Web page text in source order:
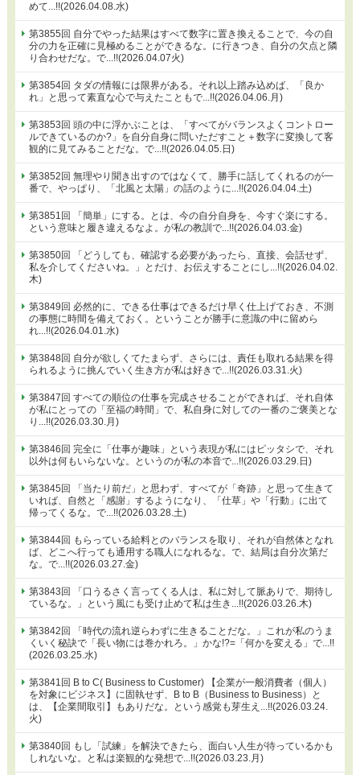
めて...!!(2026.04.08.水)
第3855回 自分でやった結果はすべて数字に置き換えることで、今の自
分の力を正確に見極めることができるな。に行きつき、自分の欠点と隣
り合わせだな。で...!!(2026.04.07火)
第3854回 タダの情報には限界がある。それ以上踏み込めば、「良か
れ」と思って素直な心で与えたこともで...!!(2026.04.06.月)
第3853回 頭の中に浮かぶことは、「すべてがバランスよくコントロー
ルできているのか?」を自分自身に問いただすこと＋数字に変換して客
観的に見てみることだな。で...!!(2026.04.05.日)
第3852回 無理やり聞き出すのではなくて、勝手に話してくれるのが一
番で、やっぱり、「北風と太陽」の話のように...!!(2026.04.04.土)
第3851回 「簡単」にする。とは、今の自分自身を、今すぐ楽にする。
という意味と履き違えるなよ。が私の教訓で...!!(2026.04.03.金)
第3850回 「どうしても、確認する必要があったら、直接、会話せず、
私を介してくださいね。」とだけ、お伝えすることにし...!!(2026.04.02.
木)
第3849回 必然的に、できる仕事はできるだけ早く仕上げておき、不測
の事態に時間を備えておく。ということが勝手に意識の中に留めら
れ...!!(2026.04.01.水)
第3848回 自分が欲しくてたまらず、さらには、責任も取れる結果を得
られるように挑んでいく生き方が私は好きで...!!(2026.03.31.火)
第3847回 すべての順位の仕事を完成させることができれば、それ自体
が私にとっての「至福の時間」で、私自身に対しての一番のご褒美とな
り...!!(2026.03.30.月)
第3846回 完全に「仕事が趣味」という表現が私にはピッタシで、それ
以外は何もいらないな。というのが私の本音で...!!(2026.03.29.日)
第3845回 「当たり前だ」と思わず、すべてが「奇跡」と思って生きて
いれば、自然と「感謝」するようになり、「仕草」や「行動」に出て
帰ってくるな。で...!!(2026.03.28.土)
第3844回 もらっている給料とのバランスを取り、それが自然体となれ
ば、どこへ行っても通用する職人になれるな。で、結局は自分次第だ
な。で...!!(2026.03.27.金)
第3843回 「口うるさく言ってくる人は、私に対して脈ありで、期待し
ているな。」という風にも受け止めて私は生き...!!(2026.03.26.木)
第3842回 「時代の流れ逆らわずに生きることだな。」これが私のうま
くいく秘訣で「長い物には巻かれろ。」かな!?=「何かを変える」で...!!
(2026.03.25.水)
第3841回 B to C( Business to Customer) 【企業が一般消費者（個人）
を対象にビジネス】に固執せず、B to B（Business to Business）と
は、【企業間取引】もありだな。という感覚も芽生え...!!(2026.03.24.
火)
第3840回 もし「試練」を解決できたら、面白い人生が待っているかも
しれないな。と私は楽観的な発想で...!!(2026.03.23.月)